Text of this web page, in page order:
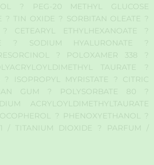
? PEG-20 METHYL GLUCOSE
? TIN OXIDE ? SORBITAN OLEATE ?
? CETEARYL ETHYLHEXANOATE ?
? SODIUM HYALURONATE ?
? POLOXAMER 338 ?
TAURATE ?
? ISOPROPYL MYRISTATE ? CITRIC
GUM ? POLYSORBATE 80 ?
ACRYLOYLDIMETHYLTAURATE
? PHENOXYETHANOL ?
/ TITANIUM DIOXIDE ? PARFUM /